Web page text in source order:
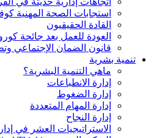
استجابات الصحة المهنية كوفيد
القادة الحقيقيون
العودة للعمل بعد جائحة
قانون الضمان الإجتماعي
تنمية بشرية
ماهي التنمية البشرية؟
إدارة الانطباعات
إدارة الضغوط
إدارة المهام المتعددة
إدارة النجاح
الاستراتيجيات العشر في